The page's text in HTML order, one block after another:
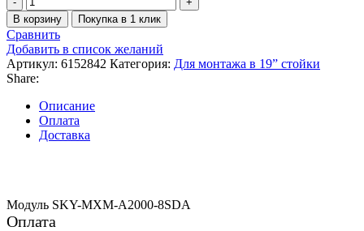
товара
Модуль
SKY-
MXM-
A2000-
8SDA
В корзину Покупка в 1 клик
Сравнить
Добавить в список желаний
Артикул: 6152842 Категория: Для монтажа в 19” стойки
Share:
Описание
Оплата
Доставка
Модуль SKY-MXM-A2000-8SDA
Оплата